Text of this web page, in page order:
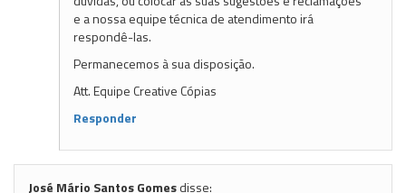
e a nossa equipe técnica de atendimento irá
respondê-las.
Permanecemos à sua disposição.
Att. Equipe Creative Cópias
Responder
José Mário Santos Gomesdisse: